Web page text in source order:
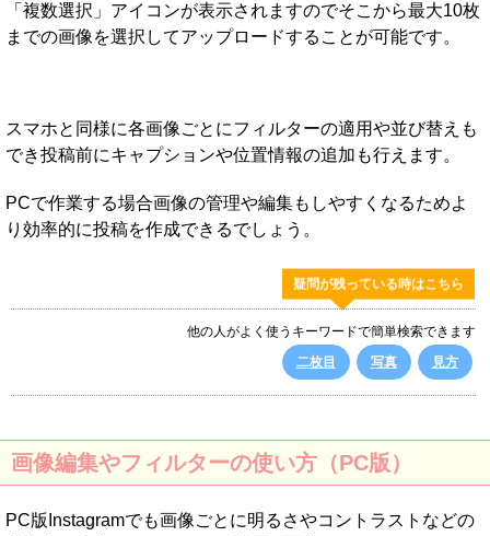
「複数選択」アイコンが表示されますのでそこから最大10枚
までの画像を選択してアップロードすることが可能です。
スマホと同様に各画像ごとにフィルターの適用や並び替えも
でき投稿前にキャプションや位置情報の追加も行えます。
PCで作業する場合画像の管理や編集もしやすくなるためよ
り効率的に投稿を作成できるでしょう。
疑問が残っている時はこちら
他の人がよく使うキーワードで簡単検索できます
二枚目
写真 見方
画像編集やフィルターの使い方（PC版）
PC版Instagramでも画像ごとに明るさやコントラストなどの